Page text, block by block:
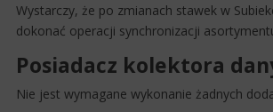
Wystarczy, że po zmianach stawek w
dokonać operacji synchronizacji
Posiadacz kolektora
Nie jest wymagane wykonanie żadnych